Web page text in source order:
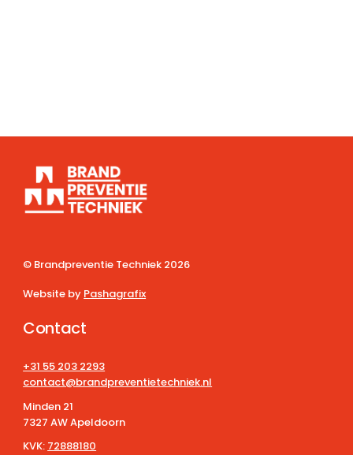
© Brandpreventie Techniek 2026
Website by Pashagrafix
Contact
+31 55 203 2293
contact@brandpreventietechniek.nl
Minden 21
7327 AW Apeldoorn
KVK: 72888180